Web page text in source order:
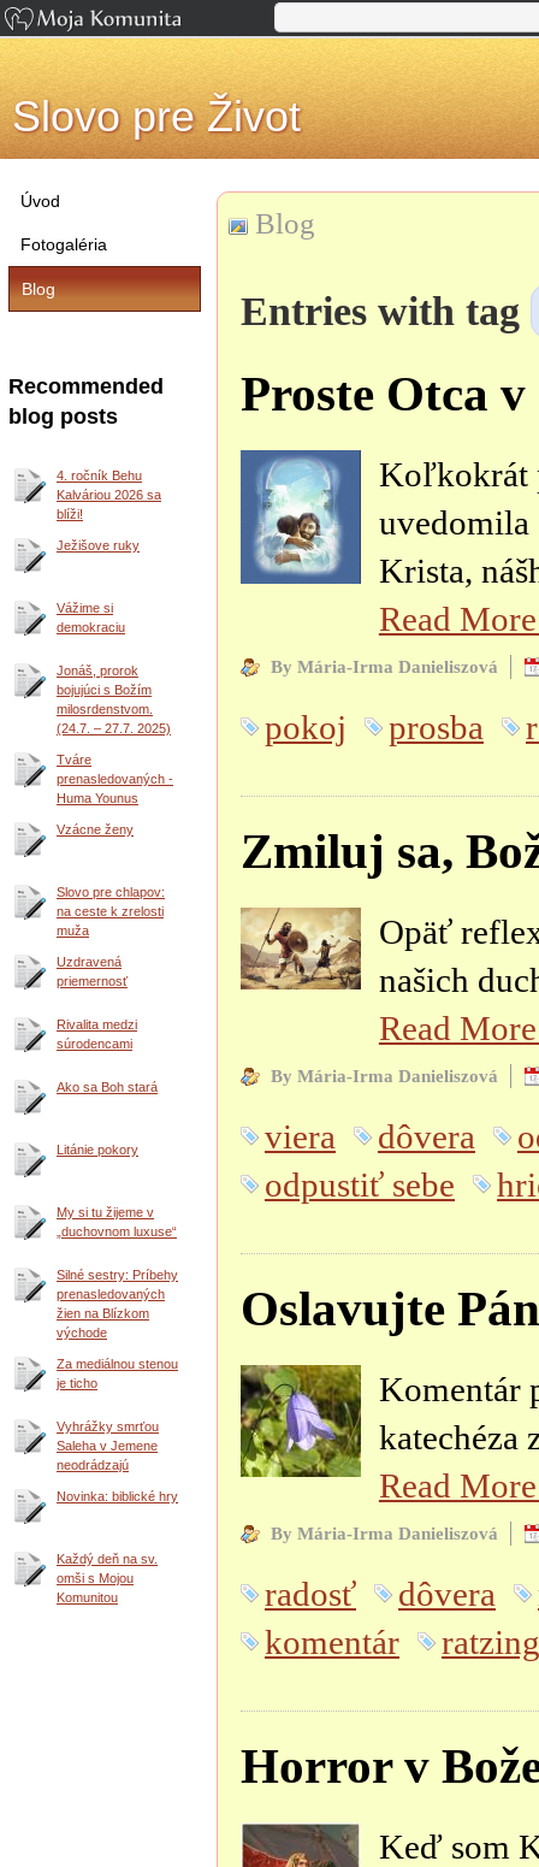
Slovo pre Život
Blog
Entries with tag
Proste Otca
Koľkokrát
uvedomila
Krista,
Read
By Mária-Irma Danieliszová
pokoj prosba
Zmiluj sa,
Opäť
našich
Read
By Mária-Irma Danieliszová
viera dôvera
odpustiť sebe
Oslavujte
Komentár
katechéza
Read
By Mária-Irma Danieliszová
radosť dôvera
komentár
Horror v
Keď som
Úvod
Fotogaléria
Blog
Recommended
blog posts
4. ročník Behu
Kalváriou 2026 sa
blíži!
Ježišove ruky
Vážime si
demokraciu
Jonáš, prorok
bojujúci s Božím
milosrdenstvom.
(24.7. – 27.7. 2025)
Tváre
prenasledovaných -
Huma Younus
Vzácne ženy
Slovo pre chlapov:
na ceste k zrelosti
muža
Uzdravená
priemernosť
Rivalita medzi
súrodencami
Ako sa Boh stará
Litánie pokory
My si tu žijeme v
„duchovnom luxuse“
Silné sestry: Príbehy
prenasledovaných
žien na Blízkom
východe
Za mediálnou stenou
je ticho
Vyhrážky smrťou
Saleha v Jemene
neodrádzajú
Novinka: biblické hry
Každý deň na sv.
omši s Mojou
Komunitou